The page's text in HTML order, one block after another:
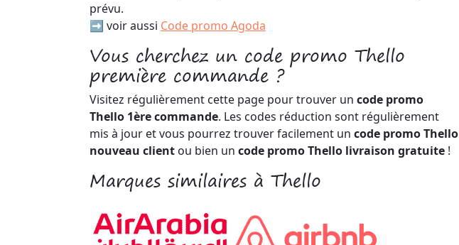
prévu.
➡️ voir aussi Code promo Agoda
Vous cherchez un code promo Thello
première commande ?
Visitez régulièrement cette page pour trouver un code promo
Thello 1ère commande. Les codes réduction sont régulièrement
mis à jour et vous pourrez trouver facilement un code promo Thello
nouveau client ou bien un code promo Thello livraison gratuite !
Marques similaires à Thello